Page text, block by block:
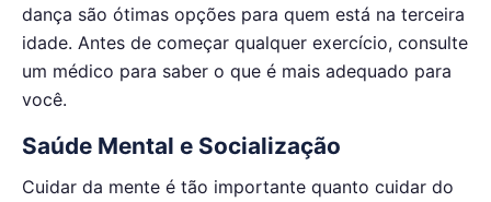
dança são ótimas opções para quem está na terceira
idade. Antes de começar qualquer exercício, consulte
um médico para saber o que é mais adequado para
você.
Saúde Mental e Socialização
Cuidar da mente é tão importante quanto cuidar do